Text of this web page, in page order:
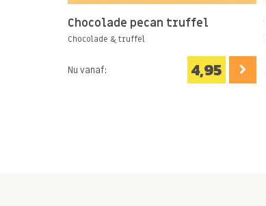
Chocolade pecan truffel
Chocolade & truffel
Nu vanaf: 4,95